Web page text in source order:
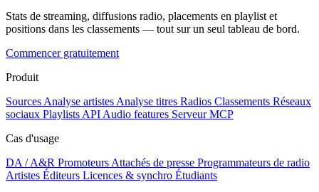
Stats de streaming, diffusions radio, placements en playlist et
positions dans les classements — tout sur un seul tableau de bord.
Commencer gratuitement
Produit
Sources Analyse artistes Analyse titres Radios Classements Réseaux
sociaux Playlists API Audio features Serveur MCP
Cas d'usage
DA / A&R Promoteurs Attachés de presse Programmateurs de radio
Artistes Éditeurs Licences & synchro Étudiants